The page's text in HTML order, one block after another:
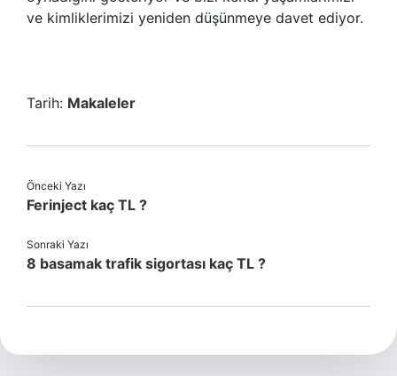
ve kimliklerimizi yeniden düşünmeye davet ediyor.
Tarih: Makaleler
Önceki Yazı
Ferinject kaç TL ?
Sonraki Yazı
8 basamak trafik sigortası kaç TL ?